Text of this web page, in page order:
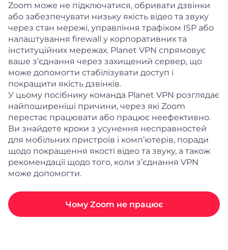
Zoom може не підключатися, обривати дзвінки
або забезпечувати низьку якість відео та звуку
через стан мережі, управління трафіком ISP або
налаштування firewall у корпоративних та
інституційних мережах. Planet VPN спрямовує
ваше з’єднання через захищений сервер, що
може допомогти стабілізувати доступ і
покращити якість дзвінків.
У цьому посібнику команда Planet VPN розглядає
найпоширеніші причини, через які Zoom
перестає працювати або працює неефективно.
Ви знайдете кроки з усунення несправностей
для мобільних пристроїв і комп’ютерів, поради
щодо покращення якості відео та звуку, а також
рекомендації щодо того, коли з’єднання VPN
може допомогти.
Чому Zoom не працює